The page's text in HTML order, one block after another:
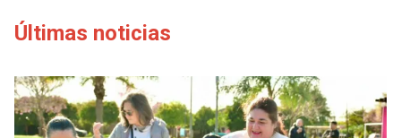
Últimas noticias